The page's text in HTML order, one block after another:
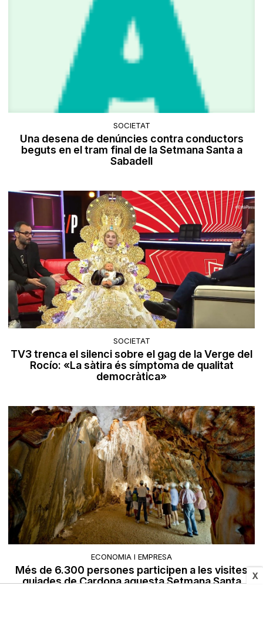
X
SOCIETAT
Una desena de denúncies contra conductors
beguts en el tram final de la Setmana Santa a
Sabadell
SOCIETAT
TV3 trenca el silenci sobre el gag de la Verge del
Rocío: «La sàtira és símptoma de qualitat
democràtica»
ECONOMIA I EMPRESA
Més de 6.300 persones participen a les visites
guiades de Cardona aquesta Setmana Santa